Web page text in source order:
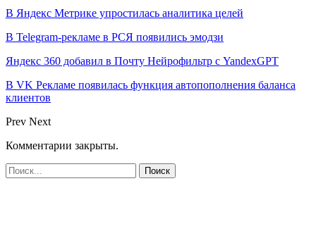
В Яндекс Метрике упростилась аналитика целей
В Telegram-рекламе в РСЯ появились эмодзи
Яндекс 360 добавил в Почту Нейрофильтр с YandexGPT
В VK Рекламе появилась функция автопополнения баланса
клиентов
Prev Next
Комментарии закрыты.